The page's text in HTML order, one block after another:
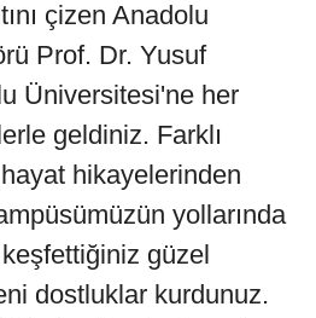
çizen Anadolu
Prof. Dr. Yusuf
Üniversitesi'ne her
geldiniz. Farklı
hikayelerinden
yollarında
güzel
dostluklar kurdunuz.